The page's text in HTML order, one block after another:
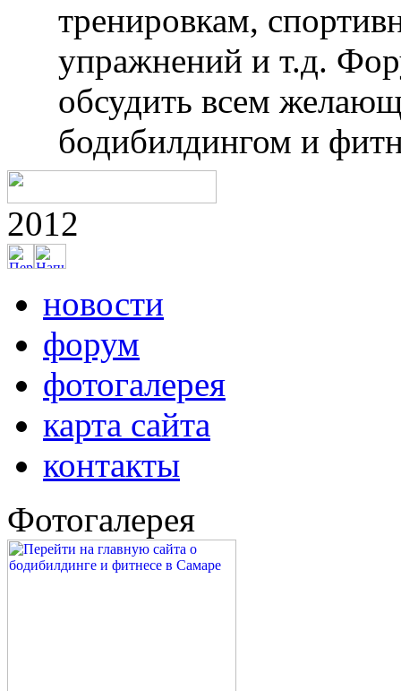
тренировкам,
упражнений и т.д.
обсудить всем
бодибилдингом и
2012
новости
форум
фотогалерея
карта сайта
контакты
Фотогалерея